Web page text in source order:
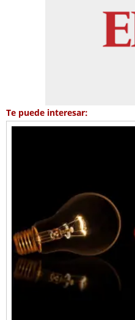
Te puede interesar: